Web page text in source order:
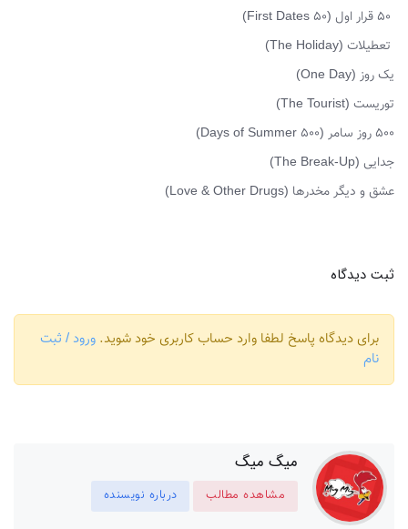
تعطیلات (The Holiday)
یک روز (One Day)
توریست (The Tourist)
۵۰۰ روز سامر (500 Days of Summer)
جدایی (The Break-Up)
عشق و دیگر مخدرها (Love & Other Drugs)
ثبت دیدگاه
برای دیدگاه پاسخ لطفا وارد حساب کاربری خود شوید. ورود / ثبت
نام
میگ میگ
مشاهده مطالب درباره نویسنده